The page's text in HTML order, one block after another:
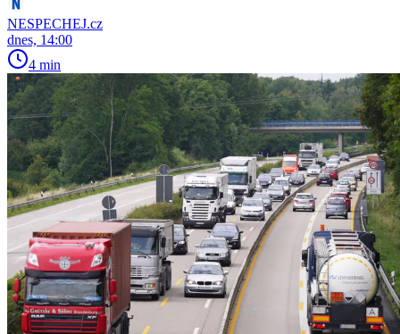
NESPECHEJ.cz
dnes, 14:00
4 min